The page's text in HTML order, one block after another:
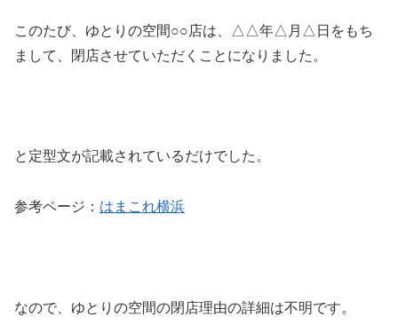
このたび、ゆとりの空間○○店は、△△年△月△日をもち
まして、閉店させていただくことになりました。
と定型文が記載されているだけでした。
参考ページ： はまこれ横浜
なので、ゆとりの空間の閉店理由の詳細は不明です。